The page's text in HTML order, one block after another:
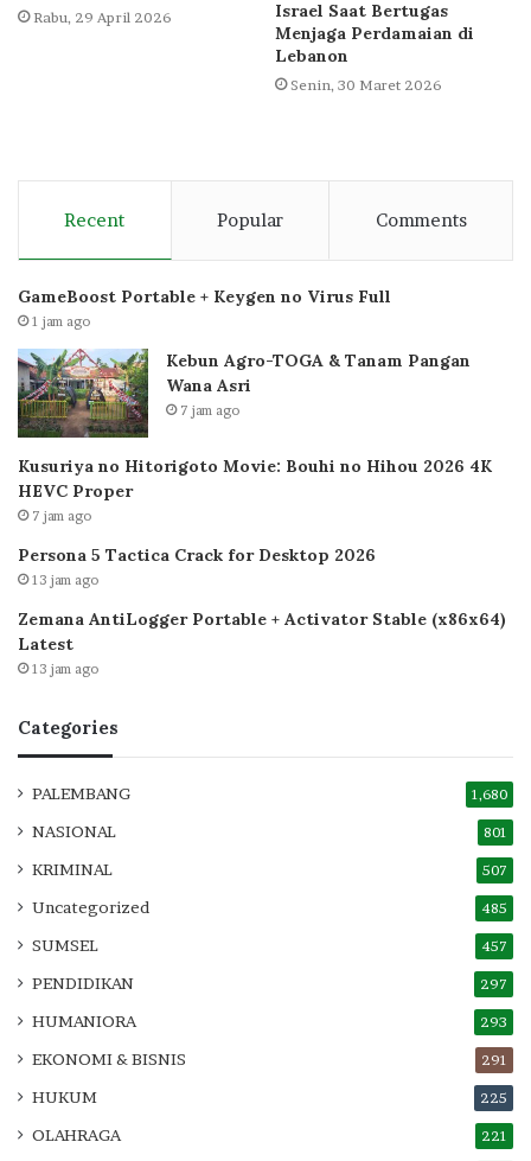
Rabu, 29 April 2026
Israel Saat Bertugas
Menjaga Perdamaian di
Lebanon
Senin, 30 Maret 2026
Recent Popular Comments
GameBoost Portable + Keygen no Virus Full
1 jam ago
Kebun Agro-TOGA & Tanam Pangan
Wana Asri
7 jam ago
Kusuriya no Hitorigoto Movie: Bouhi no Hihou 2026 4K
HEVC Proper
7 jam ago
Persona 5 Tactica Crack for Desktop 2026
13 jam ago
Zemana AntiLogger Portable + Activator Stable (x86x64)
Latest
13 jam ago
Categories
PALEMBANG 1,680
NASIONAL 801
KRIMINAL 507
Uncategorized 485
SUMSEL 457
PENDIDIKAN 297
HUMANIORA 293
EKONOMI & BISNIS 291
HUKUM 225
OLAHRAGA 221